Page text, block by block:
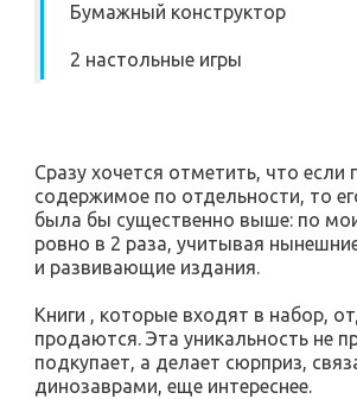
Бумажный конструктор
2 настольные игры
Сразу хочется отметить, что если
содержимое по отдельности, то
была бы существенно выше: по
ровно в 2 раза, учитывая
и развивающие издания.
Книги , которые входят в набор,
продаются. Эта уникальность не
подкупает, а делает сюрприз,
динозаврами, еще интереснее.